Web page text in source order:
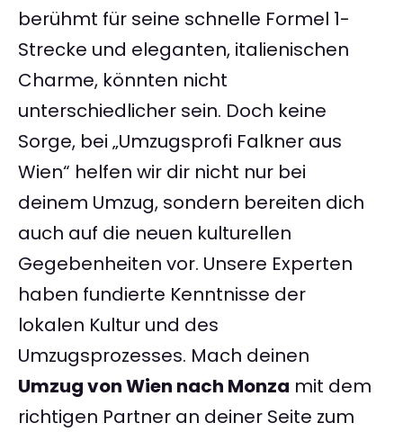
berühmt für seine schnelle Formel 1-
Strecke und eleganten, italienischen
Charme, könnten nicht
unterschiedlicher sein. Doch keine
Sorge, bei „Umzugsprofi Falkner aus
Wien“ helfen wir dir nicht nur bei
deinem Umzug, sondern bereiten dich
auch auf die neuen kulturellen
Gegebenheiten vor. Unsere Experten
haben fundierte Kenntnisse der
lokalen Kultur und des
Umzugsprozesses. Mach deinen
Umzug von Wien nach Monza mit dem
richtigen Partner an deiner Seite zum